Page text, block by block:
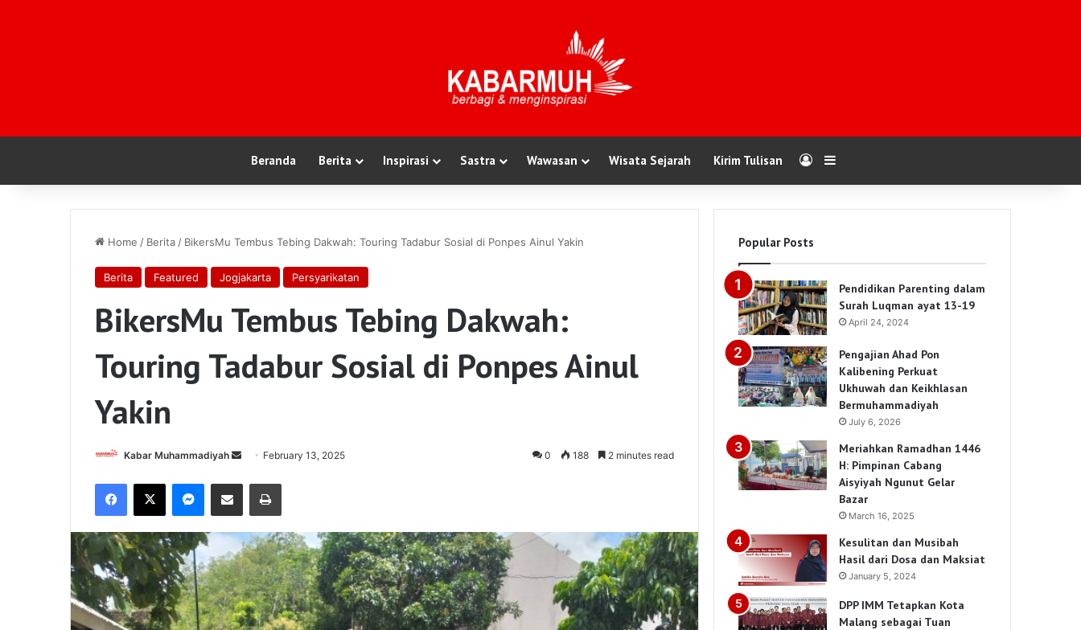
Beranda Berita Inspirasi Sastra Wawasan Wisata Sejarah Kirim Tulisan Log InSidebar
Home / Berita / BikersMu Tembus Tebing Dakwah: Touring Tadabur Sosial di Ponpes Ainul Yakin
Berita Featured Jogjakarta Persyarikatan
BikersMu Tembus Tebing Dakwah:
Touring Tadabur Sosial di Ponpes Ainul
Yakin
Kabar Muhammadiyah
Send
email
February 13, 2025 0 188 2 minutes read
Facebook
X Messenger
Share via Email Print
Popular Posts
Pendidikan Parenting dalam
Surah Luqman ayat 13-19
April 24, 2024
Pengajian Ahad Pon
Kalibening Perkuat
Ukhuwah dan Keikhlasan
Bermuhammadiyah
July 6, 2026
Meriahkan Ramadhan 1446
H: Pimpinan Cabang
Aisyiyah Ngunut Gelar
Bazar
March 16, 2025
Kesulitan dan Musibah
Hasil dari Dosa dan Maksiat
January 5, 2024
DPP IMM Tetapkan Kota
Malang sebagai Tuan